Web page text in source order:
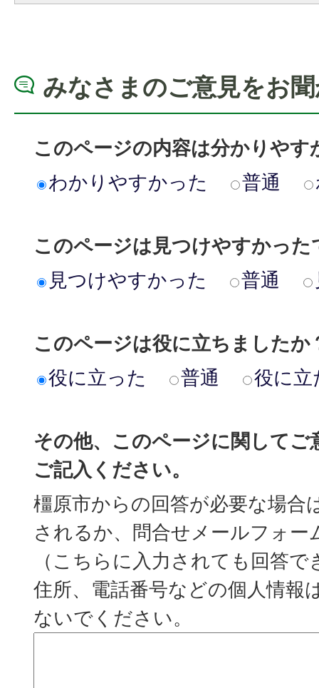
みなさまのご意見をお
このページの内容は分かりやす
わかりやすかった
普通
このページは見つけやすかった
見つけやすかった
普通
このページは役に立ちましたか
役に立った
普通 役に立
その他、このページに関してご
ご記入ください。
橿原市からの回答が必要な場合
されるか、問合せメールフォー
（こちらに入力されても回答
住所、電話番号などの個人情報
ないでください。